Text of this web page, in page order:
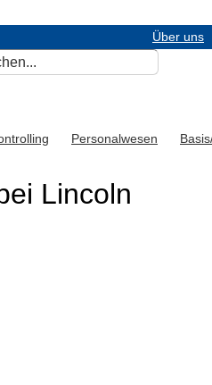
Über uns
Personalwesen
Lincoln